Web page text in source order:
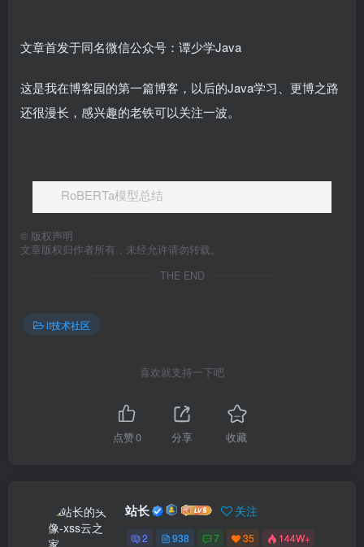
文章首发于同名微信公众号：谭少学Java
这是我在博客园的第一篇博客，以后的Java学习、更博之路
还很漫长，感兴趣的老铁可以关注一波。
RoBERTa模型总结
© 版权声明
文章版权归作者所有，未经允许请勿转载。
THE END
it技术社区
喜欢就支持一下吧
点赞0 分享 收藏
站长 关注
2 938 7 35 144W+